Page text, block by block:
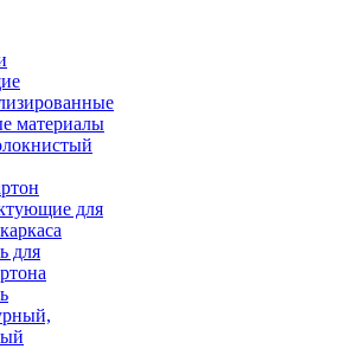
материалы
для
для